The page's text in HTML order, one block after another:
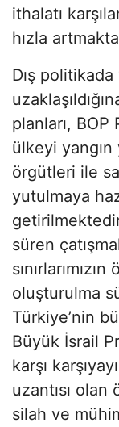
ithalatı
hızla
Dış politikada
planları,
ülkeyi
örgütleri ile
yutulmaya
süren
oluşturulma
Türkiye’nin
Büyük İsrail
karşı
uzantısı olan
silah ve